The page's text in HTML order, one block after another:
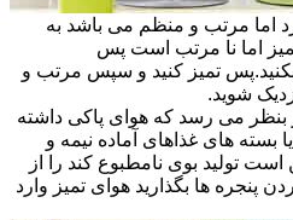
اما مرتب و منظم می باشد به
اما نا مرتب است پس
تمیز کنید و سپس مرتب و
شوید.
بنظر می رسد که هوای پاکی داشته
بسته های غذاهای آماده نیمه و
تولید بوی نامطبوع کند را از
پنجره ها بگذارید هوای تمیز وارد